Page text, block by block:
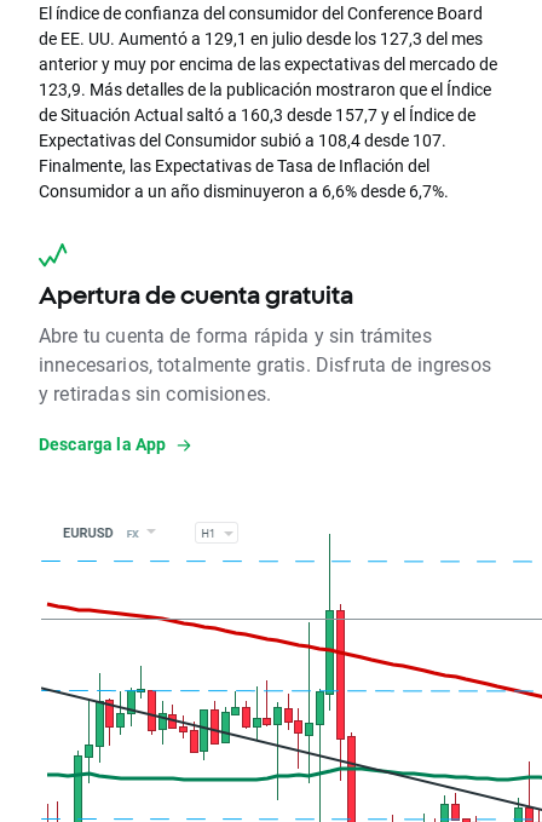
El índice de confianza del consumidor del Conference Board
de EE. UU. Aumentó a 129,1 en julio desde los 127,3 del mes
anterior y muy por encima de las expectativas del mercado de
123,9. Más detalles de la publicación mostraron que el Índice
de Situación Actual saltó a 160,3 desde 157,7 y el Índice de
Expectativas del Consumidor subió a 108,4 desde 107.
Finalmente, las Expectativas de Tasa de Inflación del
Consumidor a un año disminuyeron a 6,6% desde 6,7%.
Apertura de cuenta gratuita
Abre tu cuenta de forma rápida y sin trámites
innecesarios, totalmente gratis. Disfruta de ingresos
y retiradas sin comisiones.
Descarga la App